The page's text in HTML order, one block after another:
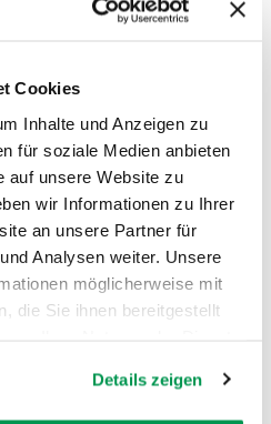
Cookies
Inhalte und Anzeigen zu
für soziale Medien anbieten
auf unsere Website zu
wir Informationen zu Ihrer
an unsere Partner für
Analysen weiter. Unsere
möglicherweise mit
die Sie ihnen bereitgestellt
Details zeigen